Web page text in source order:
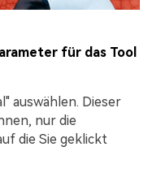
für das Tool
auswählen. Dieser
nur die
die Sie geklickt